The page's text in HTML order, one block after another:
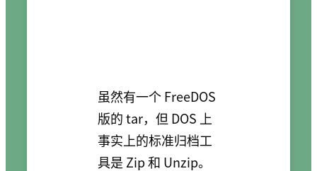
虽然有一个 FreeDOS
版的 tar，但 DOS 上
事实上的标准归档工
具是 Zip 和 Unzip。